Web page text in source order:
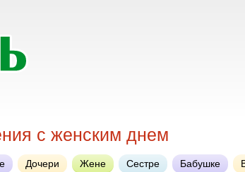
с женским днем
Дочери Жене Сестре Бабушке